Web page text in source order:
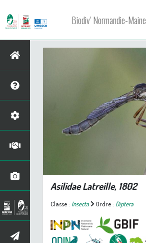
Biodiv' Normandie-Maine
Asilidae Latreille, 1802
Classe : Insecta Ordre : Diptera